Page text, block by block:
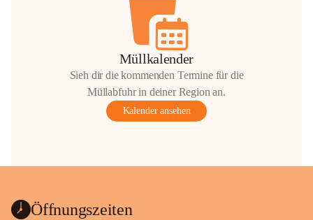
Müllkalender
Sieh dir die kommenden Termine für die
Müllabfuhr in deiner Region an.
Kalender ansehen
Öffnungszeiten